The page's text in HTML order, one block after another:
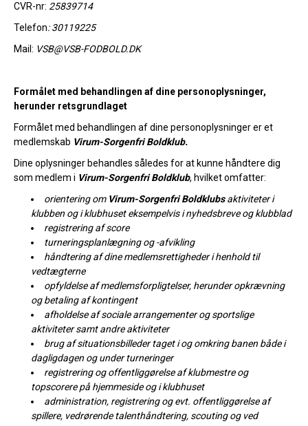
CVR-nr: 25839714
Telefon: 30119225
Mail: VSB@VSB-FODBOLD.DK
Formålet med behandlingen af dine personoplysninger,
herunder retsgrundlaget
Formålet med behandlingen af dine personoplysninger er et
medlemskab Virum-Sorgenfri Boldklub.
Dine oplysninger behandles således for at kunne håndtere dig
som medlem i Virum-Sorgenfri Boldklub, hvilket omfatter:
orientering om Virum-Sorgenfri Boldklubsaktiviteter i
klubben og i klubhuset eksempelvis i nyhedsbreve og klubblad
registrering af score
turneringsplanlægning og -afvikling
håndtering af dine medlemsrettigheder i henhold til
vedtægterne
opfyldelse af medlemsforpligtelser, herunder opkrævning
og betaling af kontingent
afholdelse af sociale arrangementer og sportslige
aktiviteter samt andre aktiviteter
brug af situationsbilleder taget i og omkring banen både i
dagligdagen og under turneringer
registrering og offentliggørelse af klubmestre og
topscorere på hjemmeside og i klubhuset
administration, registrering og evt. offentliggørelse af
spillere, vedrørende talenthåndtering, scouting og ved